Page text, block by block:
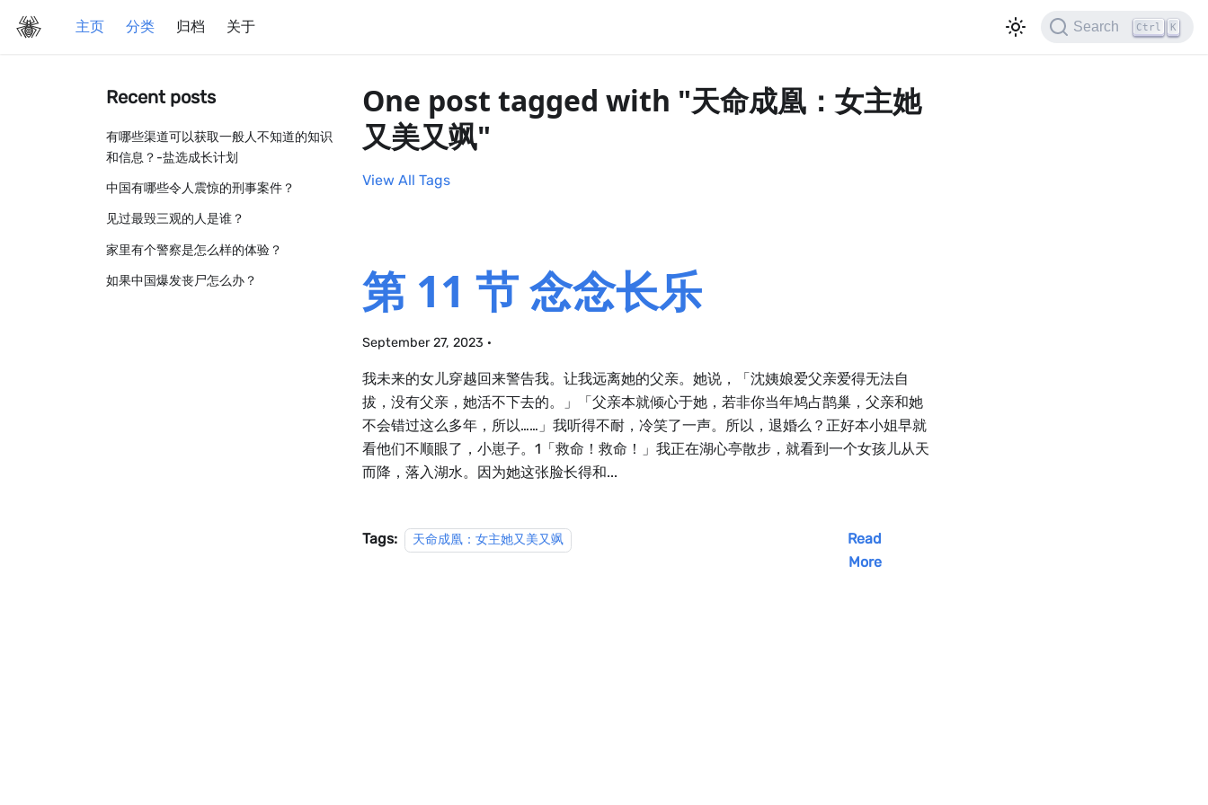
主页 分类 归档 关于 Search Ctrl K
Recent posts
有哪些渠道可以获取一般人不知道的知识
和信息？-盐选成长计划
中国有哪些令人震惊的刑事案件？
见过最毁三观的人是谁？
家里有个警察是怎么样的体验？
如果中国爆发丧尸怎么办？
One post tagged with "天命成凰：女主她
又美又飒"
View All Tags
第 11 节 念念长乐
September 27, 2023 ·
我未来的女儿穿越回来警告我。让我远离她的父亲。她说，「沈姨娘爱父亲爱得无法自
拔，没有父亲，她活不下去的。」「父亲本就倾心于她，若非你当年鸠占鹊巢，父亲和她
不会错过这么多年，所以……」我听得不耐，冷笑了一声。所以，退婚么？正好本小姐早就
看他们不顺眼了，小崽子。1「救命！救命！」我正在湖心亭散步，就看到一个女孩儿从天
而降，落入湖水。因为她这张脸长得和...
Tags: 天命成凰：女主她又美又飒
Read
More